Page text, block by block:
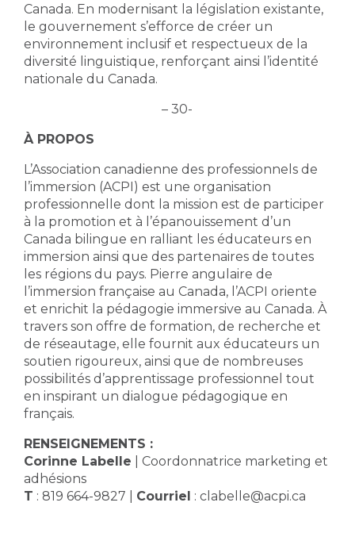
Canada. En modernisant la législation existante,
le gouvernement s’efforce de créer un
environnement inclusif et respectueux de la
diversité linguistique, renforçant ainsi l’identité
nationale du Canada.
– 30-
À PROPOS
L’Association canadienne des professionnels de
l’immersion (ACPI) est une organisation
professionnelle dont la mission est de participer
à la promotion et à l’épanouissement d’un
Canada bilingue en ralliant les éducateurs en
immersion ainsi que des partenaires de toutes
les régions du pays. Pierre angulaire de
l’immersion française au Canada, l’ACPI oriente
et enrichit la pédagogie immersive au Canada. À
travers son offre de formation, de recherche et
de réseautage, elle fournit aux éducateurs un
soutien rigoureux, ainsi que de nombreuses
possibilités d’apprentissage professionnel tout
en inspirant un dialogue pédagogique en
français.
RENSEIGNEMENTS :
Corinne Labelle | Coordonnatrice marketing et
adhésions
T : 819 664-9827 | Courriel : clabelle@acpi.ca